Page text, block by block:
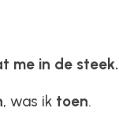
me in de steek.
, was ik toen.